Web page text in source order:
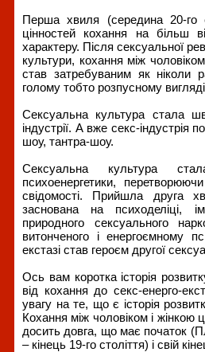
Перша хвиля (середина 20-го
цінностей кохання на більш
характеру. Після сексуальної
культури, кохання між
став затребуваним як ніколи
голому тобто розпусному
Сексуальна культура стала
індустрії. А вже секс-індустрія
шоу, тантра-шоу.
Сексуальна культура
психоенергетики,
свідомості. Прийшла друга
заснована на психоделіці,
природного сексуального
витонченого і енергоємному
екстазі став героєм другої
Ось вам коротка історія
від кохання до секс-енерго-
увагу на те, що є історія
Кохання між чоловіком і жінкою
досить довга, що має початок
– кінець 19-го століття) і свій